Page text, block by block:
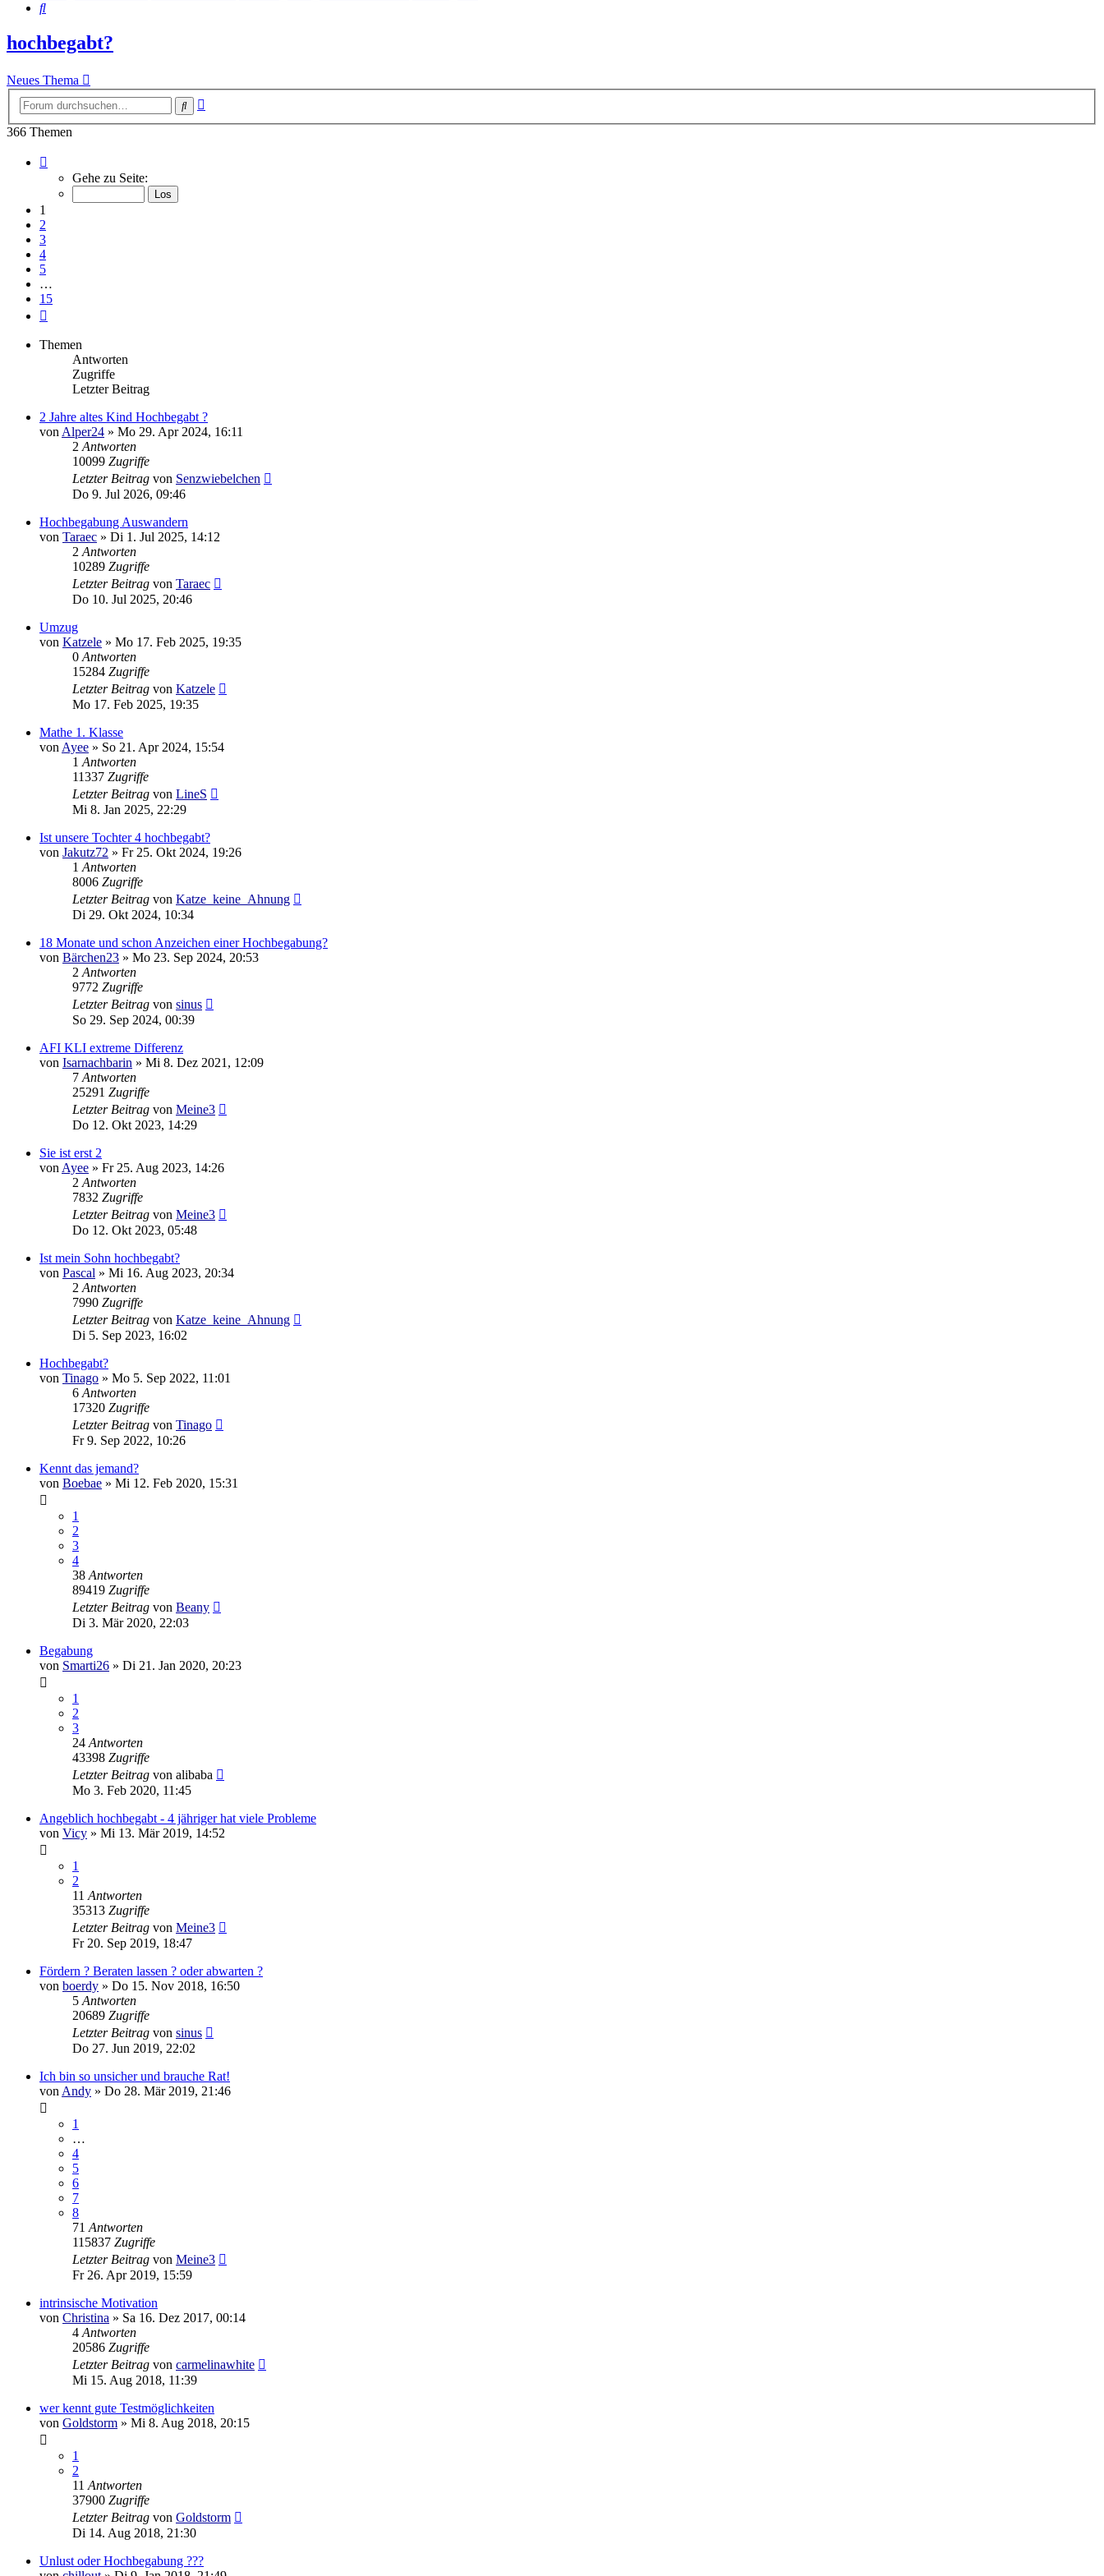
Suche
hochbegabt?
Neues Thema
Suche
366 Themen
von
Gehe zu Seite:
1
2
3
4
5
…
15
Themen
Antworten
Zugriffe
Letzter Beitrag
2 Jahre altes Kind Hochbegabt ?
von Alper24 » Mo 29. Apr 2024, 16:11
2 Antworten
10099 Zugriffe
Letzter Beitrag von Senzwiebelchen
Do 9. Jul 2026, 09:46
Hochbegabung Auswandern
von Taraec » Di 1. Jul 2025, 14:12
2 Antworten
10289 Zugriffe
Letzter Beitrag von Taraec
Do 10. Jul 2025, 20:46
Umzug
von Katzele » Mo 17. Feb 2025, 19:35
0 Antworten
15284 Zugriffe
Letzter Beitrag von Katzele
Mo 17. Feb 2025, 19:35
Mathe 1. Klasse
von Ayee » So 21. Apr 2024, 15:54
1 Antworten
11337 Zugriffe
Letzter Beitrag von LineS
Mi 8. Jan 2025, 22:29
Ist unsere Tochter 4 hochbegabt?
von Jakutz72 » Fr 25. Okt 2024, 19:26
1 Antworten
8006 Zugriffe
Letzter Beitrag von Katze_keine_Ahnung
Di 29. Okt 2024, 10:34
18 Monate und schon Anzeichen einer Hochbegabung?
von Bärchen23 » Mo 23. Sep 2024, 20:53
2 Antworten
9772 Zugriffe
Letzter Beitrag von sinus
So 29. Sep 2024, 00:39
AFI KLI extreme Differenz
von Isarnachbarin » Mi 8. Dez 2021, 12:09
7 Antworten
25291 Zugriffe
Letzter Beitrag von Meine3
Do 12. Okt 2023, 14:29
Sie ist erst 2
von Ayee » Fr 25. Aug 2023, 14:26
2 Antworten
7832 Zugriffe
Letzter Beitrag von Meine3
Do 12. Okt 2023, 05:48
Ist mein Sohn hochbegabt?
von Pascal » Mi 16. Aug 2023, 20:34
2 Antworten
7990 Zugriffe
Letzter Beitrag von Katze_keine_Ahnung
Di 5. Sep 2023, 16:02
Hochbegabt?
von Tinago » Mo 5. Sep 2022, 11:01
6 Antworten
17320 Zugriffe
Letzter Beitrag von Tinago
Fr 9. Sep 2022, 10:26
Kennt das jemand?
von Boebae » Mi 12. Feb 2020, 15:31
1
2
3
4
38 Antworten
89419 Zugriffe
Letzter Beitrag von Beany
Di 3. Mär 2020, 22:03
Begabung
von Smarti26 » Di 21. Jan 2020, 20:23
1
2
3
24 Antworten
43398 Zugriffe
Letzter Beitrag von alibaba
Mo 3. Feb 2020, 11:45
Angeblich hochbegabt - 4 jähriger hat viele Probleme
von Vicy » Mi 13. Mär 2019, 14:52
1
2
11 Antworten
35313 Zugriffe
Letzter Beitrag von Meine3
Fr 20. Sep 2019, 18:47
Fördern ? Beraten lassen ? oder abwarten ?
von boerdy » Do 15. Nov 2018, 16:50
5 Antworten
20689 Zugriffe
Letzter Beitrag von sinus
Do 27. Jun 2019, 22:02
Ich bin so unsicher und brauche Rat!
von Andy » Do 28. Mär 2019, 21:46
1
…
4
5
6
7
8
71 Antworten
115837 Zugriffe
Letzter Beitrag von Meine3
Fr 26. Apr 2019, 15:59
intrinsische Motivation
von Christina » Sa 16. Dez 2017, 00:14
4 Antworten
20586 Zugriffe
Letzter Beitrag von carmelinawhite
Mi 15. Aug 2018, 11:39
wer kennt gute Testmöglichkeiten
von Goldstorm » Mi 8. Aug 2018, 20:15
1
2
11 Antworten
37900 Zugriffe
Letzter Beitrag von Goldstorm
Di 14. Aug 2018, 21:30
Unlust oder Hochbegabung ???